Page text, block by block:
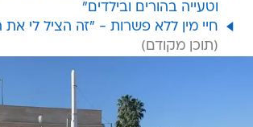
וטעייה בהורים ובילדים"
חיי מין ללא פשרות - "זה הציל לי את